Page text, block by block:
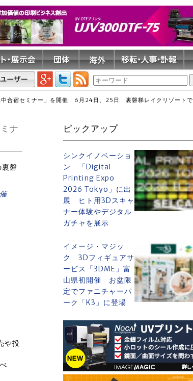
中合宿セミナー」を開催 6月24日、25日 裏磐梯レイクリゾートで
ナ
磐
催
や投
ピックアップ
シンクイノベーショ
ン 「Digital
Printing Expo
2026 Tokyo」に出
展 ヒト用3Dスキャ
ナー体験やデジタル
ガチャを展示
イメージ・マジッ
ク 3Dフィギュアサ
ービス「3DME」富
山県初開催 お盆限
定でファニチャーパ
ーク「K3」に登場